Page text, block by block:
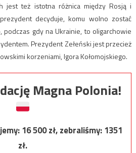
jest też istotna różnica między Rosją i
decyduje, komu wolno zostać
podczas gdy na Ukrainie, to oligarchowie
Prezydent Zełeński jest przecież
korzeniami, Igora Kołomojskiego.
Magna Polonia!
16 500zł, zebraliśmy:1351
zł.